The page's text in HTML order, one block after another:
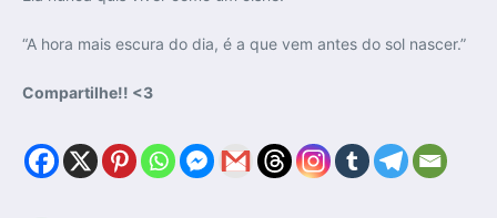
“A hora mais escura do dia, é a que vem antes do sol nascer.”
Compartilhe!! <3